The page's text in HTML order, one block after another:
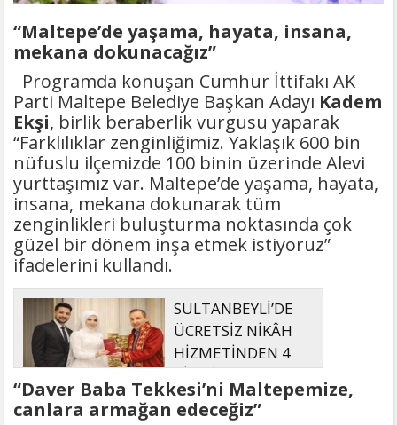
“Maltepe’de yaşama, hayata, insana,
mekana dokunacağız”
Programda konuşan Cumhur İttifakı AK
Parti Maltepe Belediye Başkan Adayı Kadem
Ekşi, birlik beraberlik vurgusu yaparak
“Farklılıklar zenginliğimiz. Yaklaşık 600 bin
nüfuslu ilçemizde 100 binin üzerinde Alevi
yurttaşımız var. Maltepe’de yaşama, hayata,
insana, mekana dokunarak tüm
zenginlikleri buluşturma noktasında çok
güzel bir dönem inşa etmek istiyoruz”
ifadelerini kullandı.
SULTANBEYLİ’DE
ÜCRETSİZ NİKÂH
HİZMETİNDEN 4
BİN ÇİFT
FAYDALANDI
“Daver Baba Tekkesi’ni Maltepemize,
canlara armağan edeceğiz”